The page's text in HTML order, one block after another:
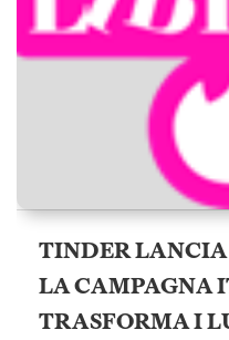
TINDER LANCIA
LA CAMPAGNA
TRASFORMA I